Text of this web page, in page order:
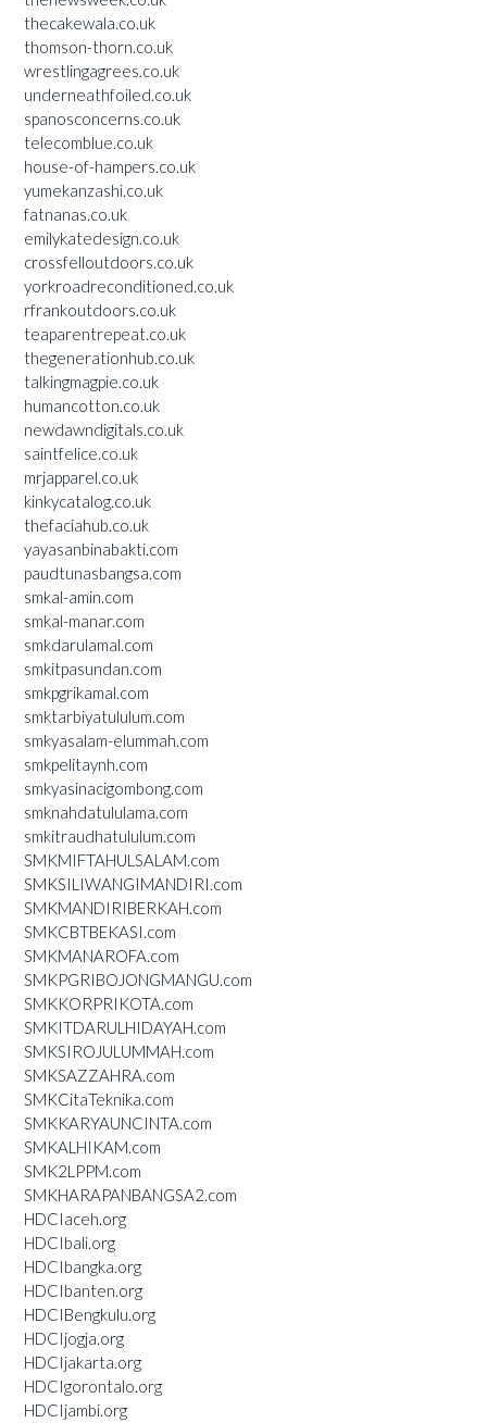
thecakewala.co.uk
thomson-thorn.co.uk
wrestlingagrees.co.uk
underneathfoiled.co.uk
spanosconcerns.co.uk
telecomblue.co.uk
house-of-hampers.co.uk
yumekanzashi.co.uk
fatnanas.co.uk
emilykatedesign.co.uk
crossfelloutdoors.co.uk
yorkroadreconditioned.co.uk
rfrankoutdoors.co.uk
teaparentrepeat.co.uk
thegenerationhub.co.uk
talkingmagpie.co.uk
humancotton.co.uk
newdawndigitals.co.uk
saintfelice.co.uk
mrjapparel.co.uk
kinkycatalog.co.uk
thefaciahub.co.uk
yayasanbinabakti.com
paudtunasbangsa.com
smkal-amin.com
smkal-manar.com
smkdarulamal.com
smkitpasundan.com
smkpgrikamal.com
smktarbiyatululum.com
smkyasalam-elummah.com
smkpelitaynh.com
smkyasinacigombong.com
smknahdatululama.com
smkitraudhatululum.com
SMKMIFTAHULSALAM.com
SMKSILIWANGIMANDIRI.com
SMKMANDIRIBERKAH.com
SMKCBTBEKASI.com
SMKMANAROFA.com
SMKPGRIBOJONGMANGU.com
SMKKORPRIKOTA.com
SMKITDARULHIDAYAH.com
SMKSIROJULUMMAH.com
SMKSAZZAHRA.com
SMKCitaTeknika.com
SMKKARYAUNCINTA.com
SMKALHIKAM.com
SMK2LPPM.com
SMKHARAPANBANGSA2.com
HDCIaceh.org
HDCIbali.org
HDCIbangka.org
HDCIbanten.org
HDCIBengkulu.org
HDCIjogja.org
HDCIjakarta.org
HDCIgorontalo.org
HDCIjambi.org